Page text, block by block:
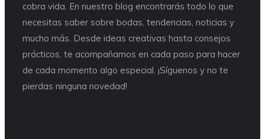
cobra vida. En nuestro blog encontrarás todo lo que
necesitas saber sobre bodas, tendencias, noticias y
mucho más. Desde ideas creativas hasta consejos
prácticos, te acompañamos en cada paso para hacer
de cada momento algo especial. ¡Síguenos y no te
pierdas ninguna novedad!